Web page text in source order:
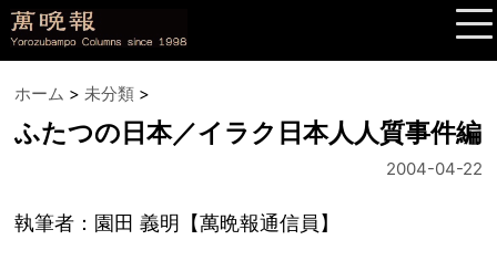
ホーム > 未分類 >
ふたつの日本／イラク日本人人質事件編
2004-04-22
執筆者：園田 義明【萬晩報通信員】